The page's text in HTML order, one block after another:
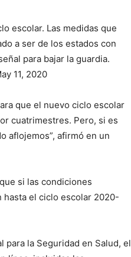
escolar. Las medidas que
a ser de los estados con
para bajar la guardia.
11, 2020
que el nuevo ciclo escolar
cuatrimestres. Pero, si es
aflojemos”, afirmó en un
si las condiciones
el ciclo escolar 2020-
para la Seguridad en Salud, el